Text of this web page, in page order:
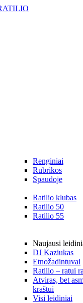
Renginiai
Rubrikos
Spaudoje
Ratilio klubas
Ratilio 50
Ratilio 55
Naujausi
DJ Kaziukas
Etnožadintuvai
Ratilio – ratui
Atviras, bet
kraštui
Visi leidiniai